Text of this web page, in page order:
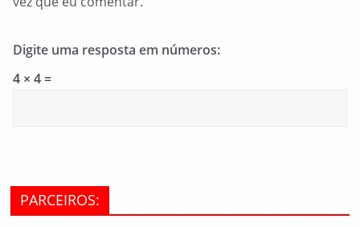
Digite uma resposta em números:
4 × 4 =
PARCEIROS: